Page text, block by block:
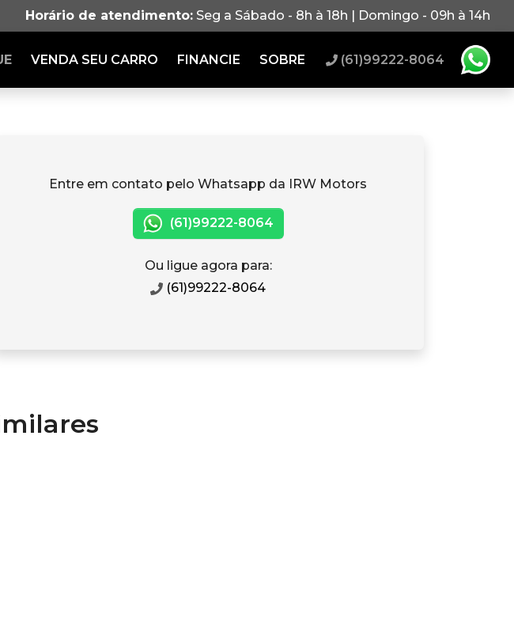
Horário de atendimento: Seg a Sábado - 8h à 18h | Domingo - 09h à 14h
VENDA SEU CARRO FINANCIE SOBRE (61)99222-8064
Entre em contato pelo Whatsapp da IRW Motors
(61)99222-8064
Ou ligue agora para:
(61)99222-8064